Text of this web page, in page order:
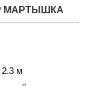
МАРТЫШКА
2.3 м